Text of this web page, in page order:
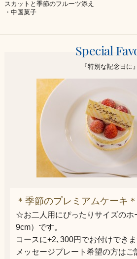
スカットと季節のフルーツ添え
・中国菓子
Special
『特別な記念日に』
＊季節のプレミアムケーキ＊
☆お二人用にぴったりサイズのホ
9cm）です。
コースに+2､300円でお付けでき
メッセージプレート希望の方はご